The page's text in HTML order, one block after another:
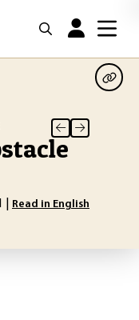
| Read in English